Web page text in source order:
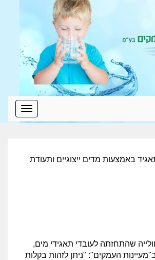
Toggle
באמצעות מדים ייצוגיים ותעודת
שהתחזתה לעובדי תאגידי מים,
העמקים": "ניתן לזהות בקלות